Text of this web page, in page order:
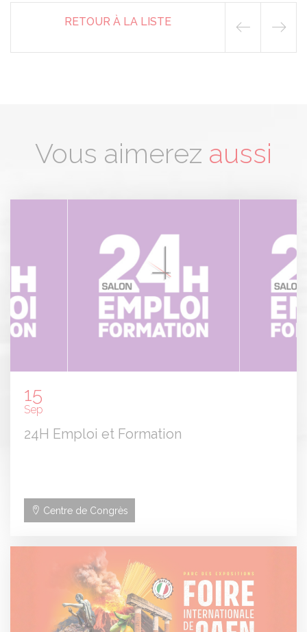
RETOUR À LA LISTE
Vous aimerez aussi
15
Sep
24H Emploi et Formation
Centre de Congrès
Panneau de gestion des cookies